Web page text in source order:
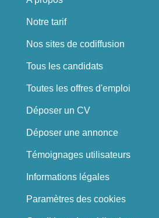
Notre tarif
Nos sites de codiffusion
Tous les candidats
Toutes les offres d'emploi
Déposer un CV
Déposer une annonce
Témoignages utilisateurs
Informations légales
Paramètres des cookies